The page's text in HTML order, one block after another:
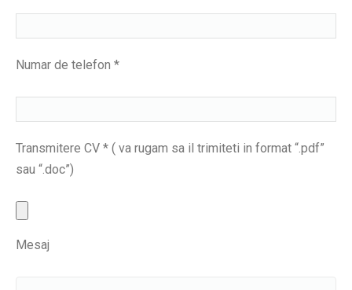
Numar de telefon *
Transmitere CV * ( va rugam sa il trimiteti in format “.pdf”
sau “.doc”)
Mesaj